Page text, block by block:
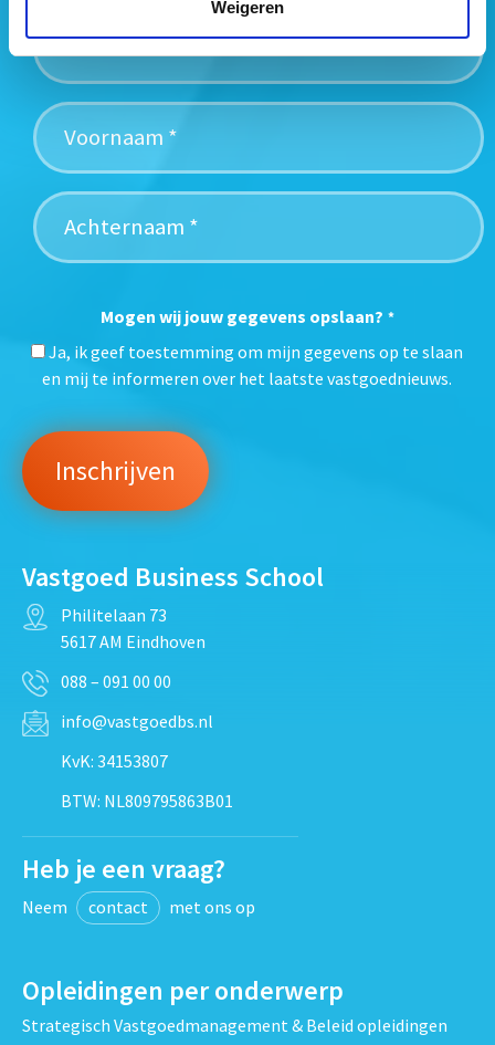
Weigeren
Mogen wij jouw gegevens opslaan? *
Ja, ik geef toestemming om mijn gegevens op te slaan
en mij te informeren over het laatste vastgoednieuws.
Vastgoed Business School
Philitelaan 73
5617 AM Eindhoven
088 – 091 00 00
info@vastgoedbs.nl
KvK: 34153807
BTW: NL809795863B01
Heb je een vraag?
Neem contact met ons op
Opleidingen per onderwerp
Strategisch Vastgoedmanagement & Beleid opleidingen